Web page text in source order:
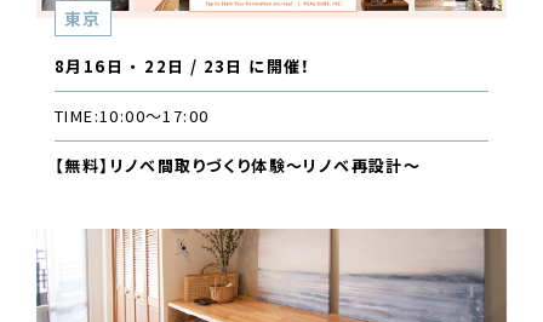
東京
8月16日 ・ 22日 / 23日 に開催！
TIME:10:00〜17:00
【無料】リノベ間取りづくり体験〜リノベ再設計〜